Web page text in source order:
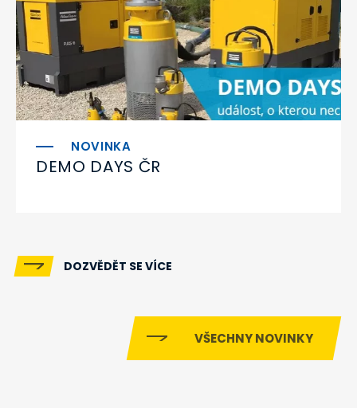
DEMO DAYS ČR
DOZVĚDĚT SE VÍCE
VŠECHNY NOVINKY